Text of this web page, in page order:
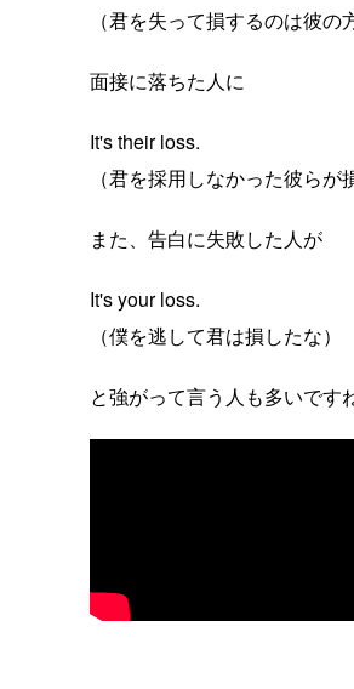
（君を失って損するのは彼の
面接に落ちた人に
It's their loss.
（君を採用しなかった彼らが
また、告白に失敗した人が
It's your loss.
（僕を逃して君は損したな）
と強がって言う人も多いですね